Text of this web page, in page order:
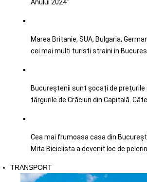
Anului 2024”
Marea Britanie, SUA, Bulgaria,
cei mai multi turisti straini in
Bucureștenii sunt șocați de
târgurile de Crăciun din Capitală.
Cea mai frumoasa casa din
Mita Biciclista a devenit loc de
TRANSPORT